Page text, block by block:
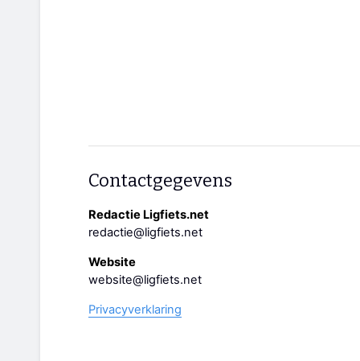
Contactgegevens
Redactie Ligfiets.net
redactie@ligfiets.net
Website
website@ligfiets.net
Privacyverklaring